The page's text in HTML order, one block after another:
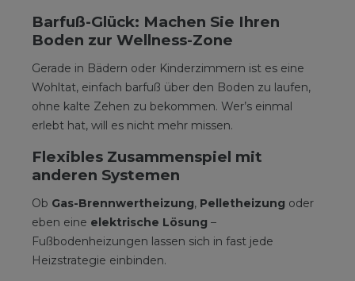
Barfuß-Glück: Machen Sie Ihren
Boden zur Wellness-Zone
Gerade in Bädern oder Kinderzimmern ist es eine
Wohltat, einfach barfuß über den Boden zu laufen,
ohne kalte Zehen zu bekommen. Wer’s einmal
erlebt hat, will es nicht mehr missen.
Flexibles Zusammenspiel mit
anderen Systemen
Ob Gas-Brennwertheizung, Pelletheizung oder
eben eine elektrische Lösung –
Fußbodenheizungen lassen sich in fast jede
Heizstrategie einbinden.